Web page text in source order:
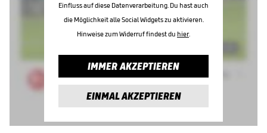
Einfluss auf diese Datenverarbeitung. Du hast auch
die Möglichkeit alle Social Widgets zu aktivieren.
Hinweise zum Widerruf findest du hier.
IMMER AKZEPTIEREN
EINMAL AKZEPTIEREN